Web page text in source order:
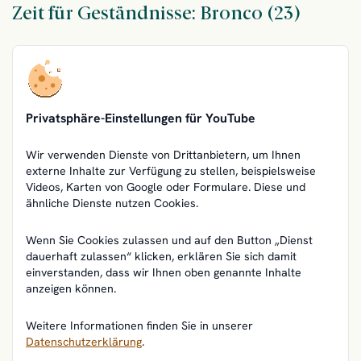
Zeit für Geständnisse: Bronco (23)
Privatsphäre-Einstellungen für YouTube
Wir verwenden Dienste von Drittanbietern, um Ihnen
externe Inhalte zur Verfügung zu stellen, beispielsweise
Videos, Karten von Google oder Formulare. Diese und
ähnliche Dienste nutzen Cookies.
Wenn Sie Cookies zulassen und auf den Button „Dienst
dauerhaft zulassen“ klicken, erklären Sie sich damit
einverstanden, dass wir Ihnen oben genannte Inhalte
anzeigen können.
Weitere Informationen finden Sie in unserer
Datenschutzerklärung.